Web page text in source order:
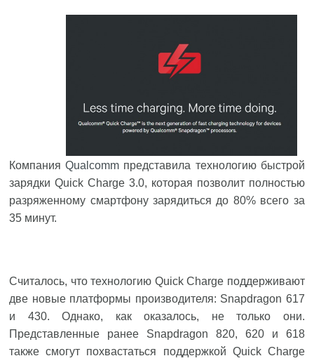
КомпанияQualcomm представила технологию быстрой
зарядки Quick Charge 3.0, которая позволит полностью
разряженному смартфону зарядиться до 80% всего за
35 минут.
Считалось, что технологию Quick Charge поддерживают
две новые платформы производителя: Snapdragon 617
и 430. Однако, как оказалось, не только они.
Представленные ранее Snapdragon 820, 620 и 618
также смогут похвастаться поддержкой Quick Charge